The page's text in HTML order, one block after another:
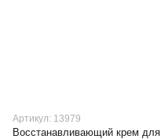
Артикул: 13979
Восстанавливающий крем для